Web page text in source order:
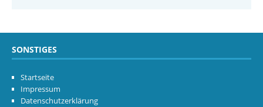
SONSTIGES
Startseite
Impressum
Datenschutzerklärung